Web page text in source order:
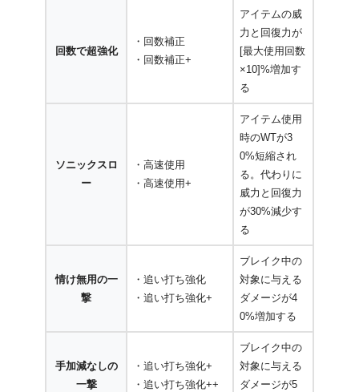
回数で超強化
・回数補正
・回数補正+
アイテムの威
力と回復力が
[最大使用回数
×10]%増加す
る
ソニックスロ
ー
・高速使用
・高速使用+
アイテム使用
時のWTが3
0%短縮され
る。代わりに
威力と回復力
が30%減少す
る
情け無用の一
撃
・追い打ち強化
・追い打ち強化+
ブレイク中の
対象に与える
ダメージが4
0%増加する
手加減なしの
一撃
・追い打ち強化+
・追い打ち強化++
ブレイク中の
対象に与える
ダメージが5